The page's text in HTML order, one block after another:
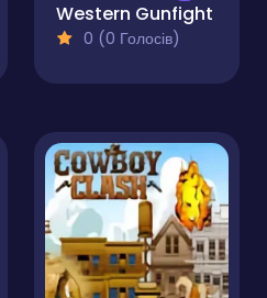
Western Gunfight
0 (0 Голосів)